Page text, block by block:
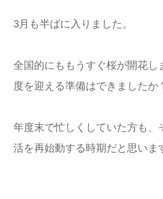
3月も半ばに入りました。
全国的にももうすぐ桜が開花し
度を迎える準備はできましたか
年度末で忙しくしていた方も、
活を再始動する時期だと思いま